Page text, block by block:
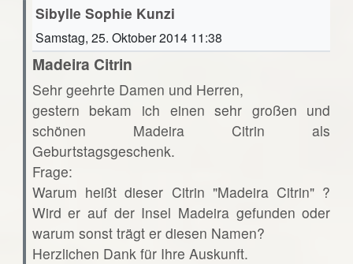
Sibylle Sophie Kunzi
Samstag, 25. Oktober 2014 11:38
Madeira Citrin
Sehr geehrte Damen und Herren,
gestern bekam ich einen sehr großen und
schönen Madeira Citrin als
Geburtstagsgeschenk.
Frage:
Warum heißt dieser Citrin "Madeira Citrin" ?
Wird er auf der Insel Madeira gefunden oder
warum sonst trägt er diesen Namen?
Herzlichen Dank für Ihre Auskunft.